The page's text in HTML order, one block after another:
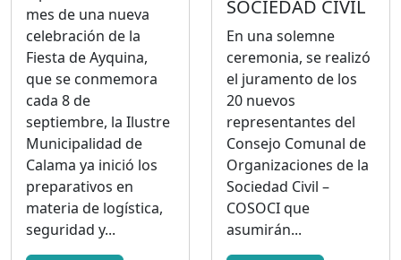
mes de una nueva
celebración de la
Fiesta de Ayquina,
que se conmemora
cada 8 de
septiembre, la Ilustre
Municipalidad de
Calama ya inició los
preparativos en
materia de logística,
seguridad y...
SOCIEDAD CIVIL
En una solemne
ceremonia, se realizó
el juramento de los
20 nuevos
representantes del
Consejo Comunal de
Organizaciones de la
Sociedad Civil –
COSOCI que
asumirán...